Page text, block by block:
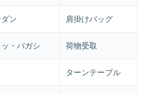
ン 肩掛けバッグ
・バガシ 荷物受取
ターンテーブル